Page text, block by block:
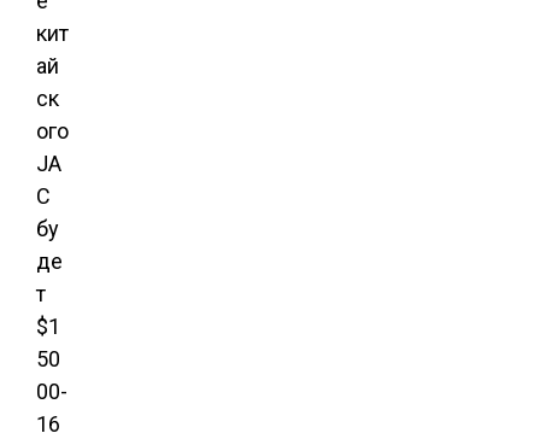
кит
ай
ск
ого
JA
C
бу
де
т
$1
50
00-
16